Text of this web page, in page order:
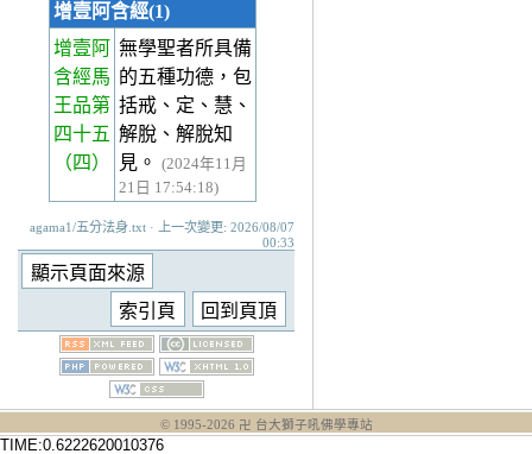
增壹阿含經(1)
增壹阿
含經馬
王品第
四十五
（四）
無學聖者所具備
的五種功德，包
括戒、定、慧、
解脫、解脫知
見。
(2024年11月
21日 17:54:18)
agama1/五分法身.txt · 上一次變更: 2026/08/07
00:33
© 1995-2026 卍 台大獅子吼佛學專站
TIME:0.6222620010376